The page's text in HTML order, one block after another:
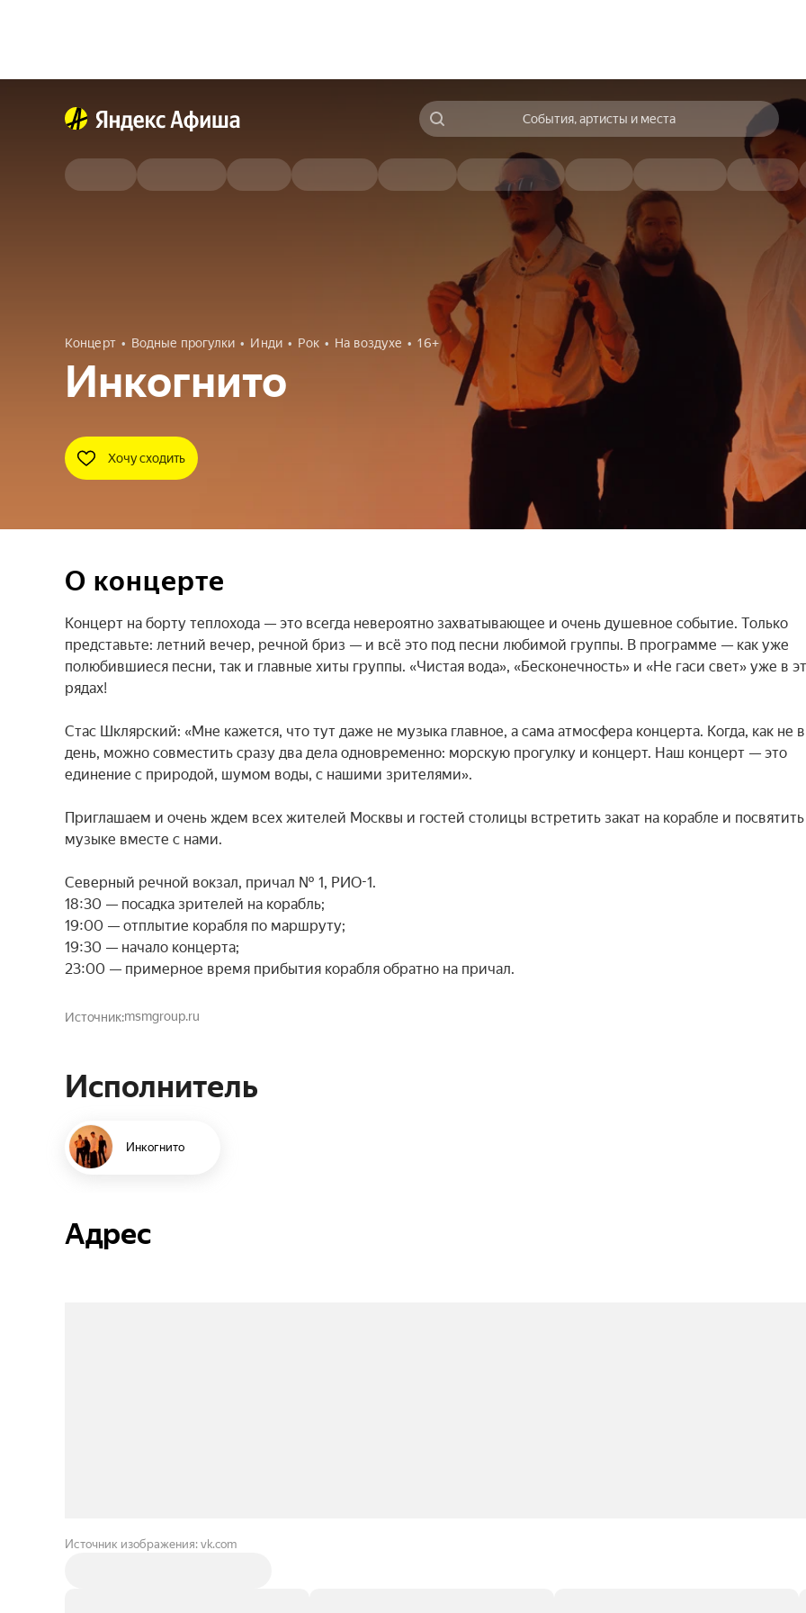
События, артисты и места
Концерт Водные прогулки Инди Рок На воздухе 16+
Инкогнито
Хочу сходить
О концерте
Концерт на борту теплохода — это всегда невероятно захватывающее и очень душевное событие. Только
представьте: летний вечер, речной бриз — и всё это под песни любимой группы. В программе — как уже
полюбившиеся песни, так и главные хиты группы. «Чистая вода», «Бесконечность» и «Не гаси свет» уже в
рядах!
Стас Шклярский: «Мне кажется, что тут даже не музыка главное, а сама атмосфера концерта. Когда, как не
день, можно совместить сразу два дела одновременно: морскую прогулку и концерт. Наш концерт — это
единение с природой, шумом воды, с нашими зрителями».
Приглашаем и очень ждем всех жителей Москвы и гостей столицы встретить закат на корабле и посвятить
музыке вместе с нами.
Северный речной вокзал, причал № 1, РИО-1.
18:30 — посадка зрителей на корабль;
19:00 — отплытие корабля по маршруту;
19:30 — начало концерта;
23:00 — примерное время прибытия корабля обратно на причал.
Источникmsmgroup.ru
Исполнитель
Инкогнито
Адрес
Источник изображения: vk.com